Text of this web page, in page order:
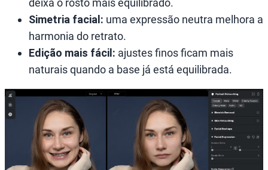
Simetria facial: uma expressão neutra melhora a
harmonia do retrato.
Edição mais fácil: ajustes finos ficam mais
naturais quando a base já está equilibrada.